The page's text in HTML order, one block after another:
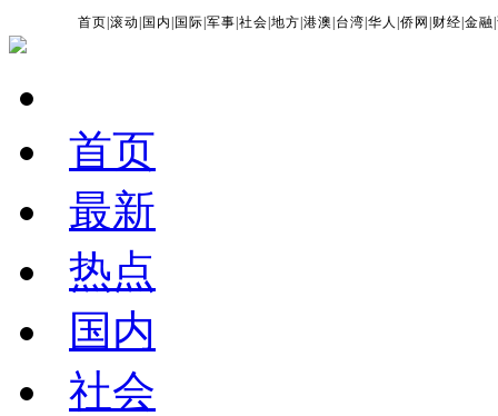
首页 |滚动 国内 国际 |军事 |社会 |地方 |港澳 台湾 |华人 |侨网 财经 |金融 |
首页
最新
热点
国内
社会